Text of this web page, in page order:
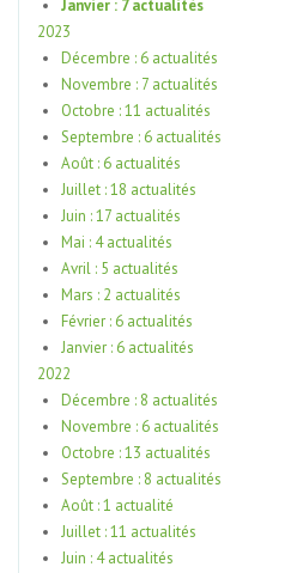
Janvier : 7 actualités
2023
Décembre : 6 actualités
Novembre : 7 actualités
Octobre : 11 actualités
Septembre : 6 actualités
Août : 6 actualités
Juillet : 18 actualités
Juin : 17 actualités
Mai : 4 actualités
Avril : 5 actualités
Mars : 2 actualités
Février : 6 actualités
Janvier : 6 actualités
2022
Décembre : 8 actualités
Novembre : 6 actualités
Octobre : 13 actualités
Septembre : 8 actualités
Août : 1 actualité
Juillet : 11 actualités
Juin : 4 actualités